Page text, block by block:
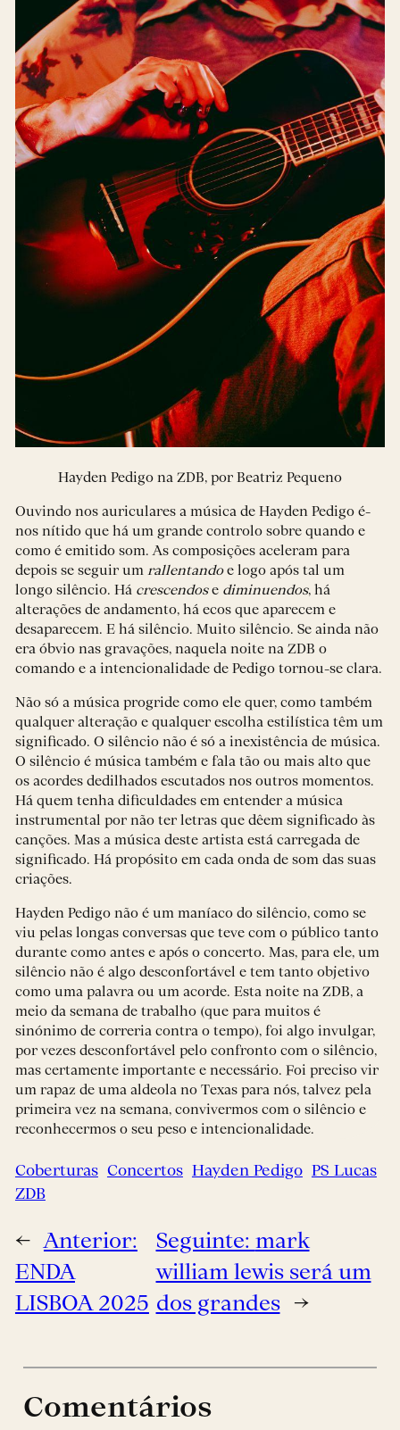
Hayden Pedigo na ZDB, por Beatriz Pequeno
Ouvindo nos auriculares a música de Hayden Pedigo é-
nos nítido que há um grande controlo sobre quando e
como é emitido som. As composições aceleram para
depois se seguir um rallentandoe logo após tal um
longo silêncio. Há crescendose diminuendos, há
alterações de andamento, há ecos que aparecem e
desaparecem. E há silêncio. Muito silêncio. Se ainda não
era óbvio nas gravações, naquela noite na ZDB o
comando e a intencionalidade de Pedigo tornou-se clara.
Não só a música progride como ele quer, como também
qualquer alteração e qualquer escolha estilística têm um
significado. O silêncio não é só a inexistência de música.
O silêncio é música também e fala tão ou mais alto que
os acordes dedilhados escutados nos outros momentos.
Há quem tenha dificuldades em entender a música
instrumental por não ter letras que dêem significado às
canções. Mas a música deste artista está carregada de
significado. Há propósito em cada onda de som das suas
criações.
Hayden Pedigo não é um maníaco do silêncio, como se
viu pelas longas conversas que teve com o público tanto
durante como antes e após o concerto. Mas, para ele, um
silêncio não é algo desconfortável e tem tanto objetivo
como uma palavra ou um acorde. Esta noite na ZDB, a
meio da semana de trabalho (que para muitos é
sinónimo de correria contra o tempo), foi algo invulgar,
por vezes desconfortável pelo confronto com o silêncio,
mas certamente importante e necessário. Foi preciso vir
um rapaz de uma aldeola no Texas para nós, talvez pela
primeira vez na semana, convivermos com o silêncio e
reconhecermos o seu peso e intencionalidade.
Coberturas Concertos Hayden Pedigo PS Lucas
ZDB
← Anterior:
ENDA
LISBOA 2025
Seguinte: mark
william lewis será um
dos grandes →
Comentários